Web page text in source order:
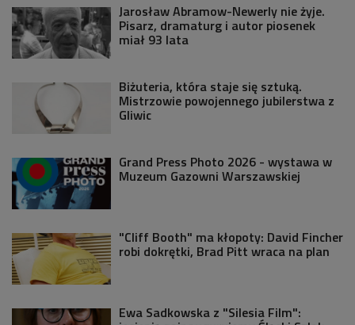
Jarosław Abramow-Newerly nie żyje.
Pisarz, dramaturg i autor piosenek
miał 93 lata
Biżuteria, która staje się sztuką.
Mistrzowie powojennego jubilerstwa z
Gliwic
Grand Press Photo 2026 - wystawa w
Muzeum Gazowni Warszawskiej
"Cliff Booth" ma kłopoty: David Fincher
robi dokrętki, Brad Pitt wraca na plan
Ewa Sadkowska z "Silesia Film":